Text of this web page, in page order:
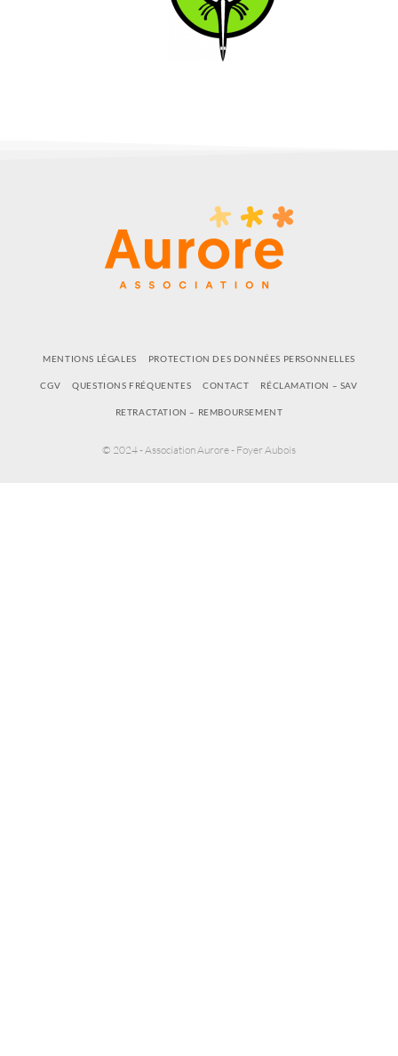
MENTIONS LÉGALES PROTECTION DES DONNÉES PERSONNELLES
CGV QUESTIONS FRÉQUENTES CONTACT RÉCLAMATION – SAV
RETRACTATION – REMBOURSEMENT
© 2024 - Association Aurore - Foyer Aubois